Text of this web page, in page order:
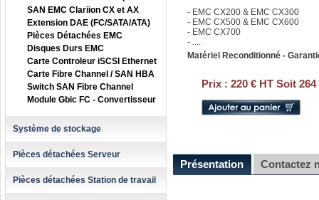
SAN EMC Clariion CX et AX
Extension DAE (FC/SATA/ATA)
Pièces Détachées EMC
Disques Durs EMC
Carte Controleur iSCSI Ethernet
Carte Fibre Channel / SAN HBA
Switch SAN Fibre Channel
Module Gbic FC - Convertisseur
Système de stockage
Pièces détachées Serveur
Pièces détachées Station de travail
- EMC CX200 & EMC CX300
- EMC CX500 & EMC CX600
- EMC CX700
- ....
Matériel Reconditionné -
Prix : 220 € HT Soit 264
Présentation Contactez